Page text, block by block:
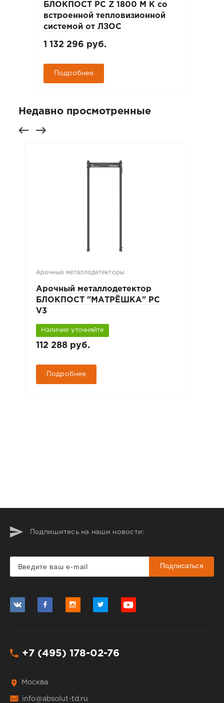
БЛОКПОСТ PC Z 1800 M K со
встроенной тепловизионной
системой от ЛЗОС
1 132 296 руб.
Подробнее
Недавно просмотренные
Арочные металлодетекторы
Арочный металлодетектор
БЛОКПОСТ "МАТРЁШКА" PC
V3
Наличие уточняйте
112 288 руб.
Подробнее
Подпишитесь на наши новости:
Подписаться
+7 (495) 178-02-76
Москва
info@absolut-td.ru